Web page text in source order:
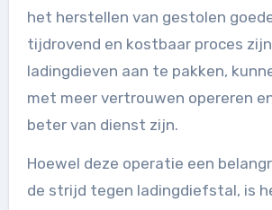
het herstellen van gestolen
tijdrovend en kostbaar proces
ladingdieven aan te pakken,
met meer vertrouwen opereren
beter van dienst zijn.
Hoewel deze operatie een
de strijd tegen ladingdiefstal, is